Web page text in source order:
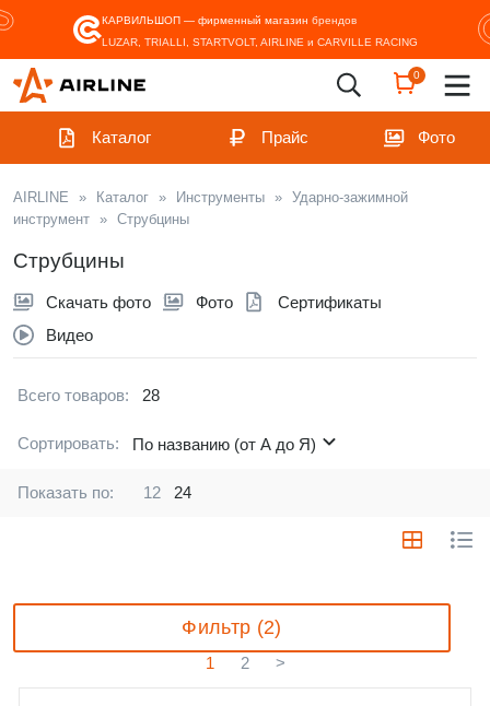
КАРВИЛЬШОП — фирменный магазин брендов
LUZAR, TRIALLI, STARTVOLT, AIRLINE и CARVILLE RACING
0
Каталог Прайс Фото
AIRLINE » Каталог » Инструменты » Ударно-зажимной
инструмент » Струбцины
Струбцины
Скачать фото Фото
Сертификаты
Видео
Всего товаров: 28
Сортировать: По названию (от А до Я)
Показать по: 12 24
Фильтр (2)
1 2 >